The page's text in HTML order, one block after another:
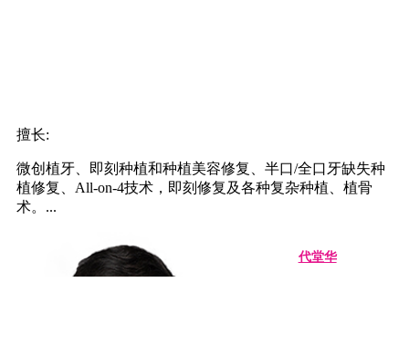
擅长:
微创植牙、即刻种植和种植美容修复、半口/全口牙缺失种
植修复、All-on-4技术，即刻修复及各种复杂种植、植骨
术。...
代堂华